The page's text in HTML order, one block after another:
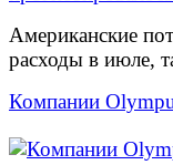
Американские
расходы в июле,
Компании